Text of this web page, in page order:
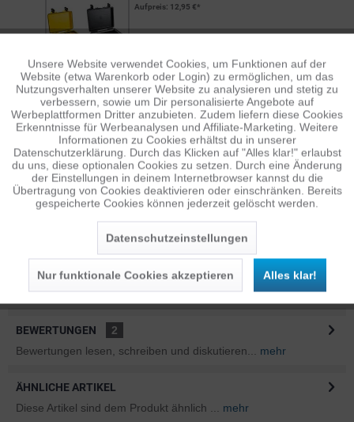
Aufpreis: 12,95 €*
B&W BPS RUCKSACKSYSTEM FÜR CASE...
Aufpreis: 73,95 €*
BESCHREIBUNG
Features SO VIELFÄLTIG WIE DU: ob deine Drohne, Kamera,
Angelausrüstung, Jagdausrüstung oder...
mehr
BEWERTUNGEN
2
Bewertungen lesen, schreiben und diskutieren...
mehr
ÄHNLICHE ARTIKEL
Diese Artikel sind dem Produkt ähnlich ...
mehr
Funktionale Aktiv
Tracking Inaktiv
Personalisierung Inaktiv
Service Inaktiv
Unsere Website verwendet Cookies, um Funktionen auf der
Website (etwa Warenkorb oder Login) zu ermöglichen, um das
Nutzungsverhalten unserer Website zu analysieren und stetig zu
verbessern, sowie um Dir personalisierte Angebote auf
Werbeplattformen Dritter anzubieten. Zudem liefern diese Cookies
Erkenntnisse für Werbeanalysen und Affiliate-Marketing. Weitere
Informationen zu Cookies erhältst du in unserer
Datenschutzerklärung. Durch das Klicken auf "Alles klar!" erlaubst
du uns, diese optionalen Cookies zu setzen. Durch eine Änderung
der Einstellungen in deinem Internetbrowser kannst du die
Übertragung von Cookies deaktivieren oder einschränken. Bereits
gespeicherte Cookies können jederzeit gelöscht werden.
Datenschutzeinstellungen
Nur funktionale Cookies akzeptieren Alles klar!